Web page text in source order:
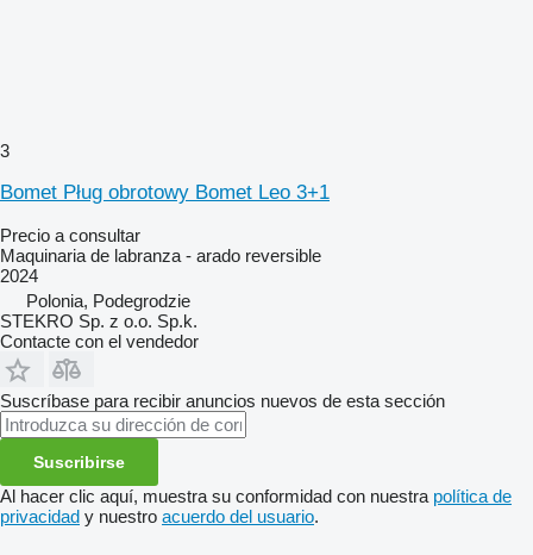
3
Bomet Pług obrotowy Bomet Leo 3+1
Precio a consultar
Maquinaria de labranza - arado reversible
2024
Polonia, Podegrodzie
STEKRO Sp. z o.o. Sp.k.
Contacte con el vendedor
Suscríbase para recibir anuncios nuevos de esta sección
Suscribirse
Al hacer clic aquí, muestra su conformidad con nuestra política de
privacidad y nuestro acuerdo del usuario.